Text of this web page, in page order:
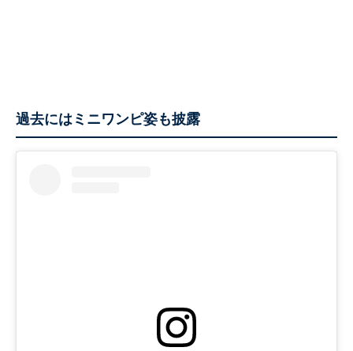
過去にはミニワンピ姿も披露